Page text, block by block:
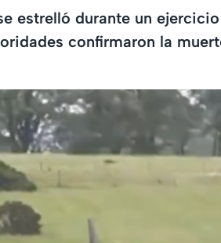
estrelló durante un
confirmaron la